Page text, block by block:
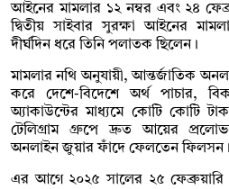
আইনের মামলার ১২ নম্বর এবং ২৪
দ্বিতীয় সাইবার সুরক্ষা আইনের
দীর্ঘদিন ধরে তিনি পলাতক ছিলেন।
মামলার নথি অনুযায়ী, আন্তর্জাতিক
করে দেশে-বিদেশে অর্থ পাচার,
অ্যাকাউন্টের মাধ্যমে কোটি কোটি
টেলিগ্রাম গ্রুপে দ্রুত আয়ের
অনলাইন জুয়ার ফাঁদে ফেলতেন ফিলসন।
এর আগে ২০২৫ সালের ২৫ ফেব্রুয়ারি